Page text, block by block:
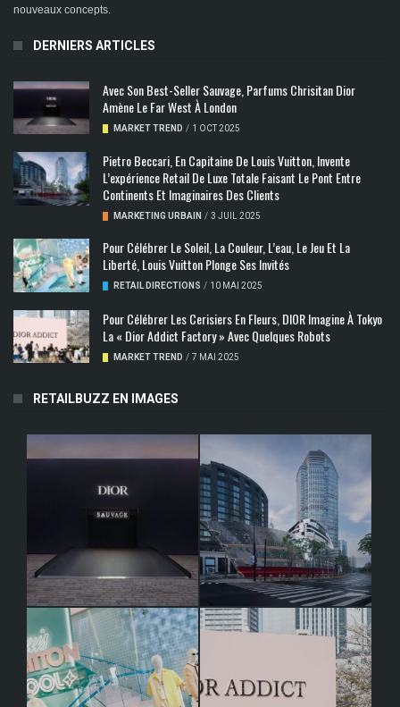
nouveaux concepts.
DERNIERS ARTICLES
Avec Son Best-Seller Sauvage, Parfums Chrisitan Dior
Amène Le Far West À London
MARKET TREND / 1 OCT 2025
Pietro Beccari, En Capitaine De Louis Vuitton, Invente
L’expérience Retail De Luxe Totale Faisant Le Pont Entre
Continents Et Imaginaires Des Clients
MARKETING URBAIN / 3 JUIL 2025
Pour Célébrer Le Soleil, La Couleur, L’eau, Le Jeu Et La
Liberté, Louis Vuitton Plonge Ses Invités
RETAIL DIRECTIONS / 10 MAI 2025
Pour Célébrer Les Cerisiers En Fleurs, DIOR Imagine À Tokyo
La « Dior Addict Factory » Avec Quelques Robots
MARKET TREND / 7 MAI 2025
RETAILBUZZ EN IMAGES